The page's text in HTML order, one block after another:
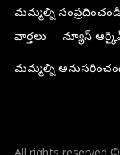
మమ్మల్ని సంప్రదించండి
వార్తలు
న్యూస్
మమ్మల్ని